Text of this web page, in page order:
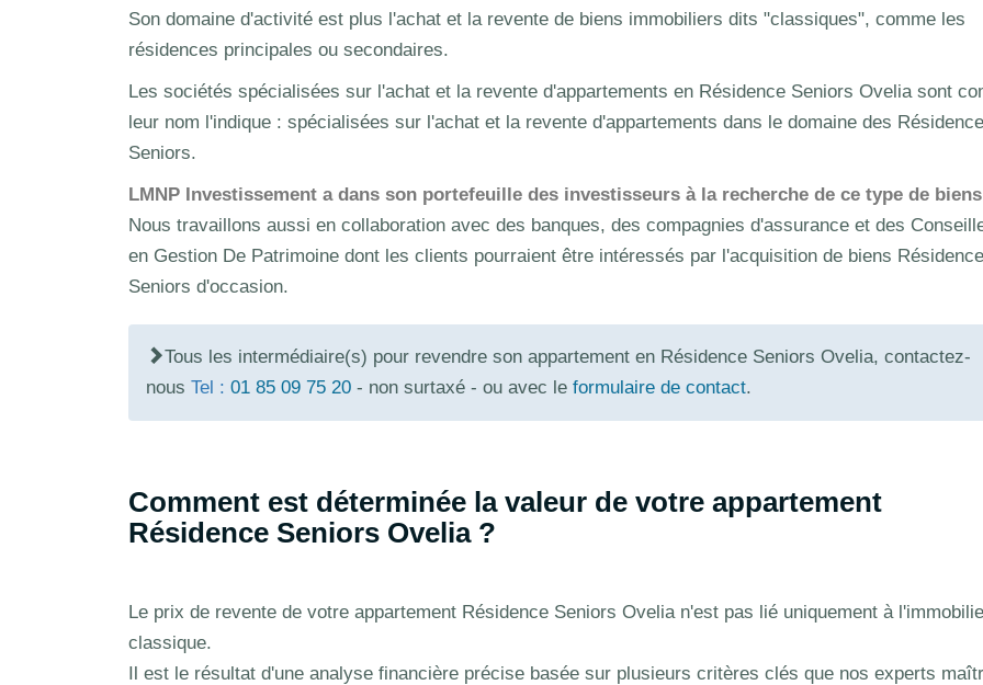
Son domaine d'activité est plus l'achat et la revente de biens immobiliers dits "classiques", comme les
résidences principales ou secondaires.
Les sociétés spécialisées sur l'achat et la revente d'appartements en Résidence Seniors Ovelia sont
leur nom l'indique : spécialisées sur l'achat et la revente d'appartements dans le domaine des
Seniors.
LMNP Investissement a dans son portefeuille des investisseurs à la recherche de ce type de
Nous travaillons aussi en collaboration avec des banques, des compagnies d'assurance et des
en Gestion De Patrimoine dont les clients pourraient être intéressés par l'acquisition de biens Résidence
Seniors d'occasion.
Tous les intermédiaire(s) pour revendre son appartement en Résidence Seniors Ovelia, contactez-
nous Tel : 01 85 09 75 20 - non surtaxé - ou avec le formulaire de contact.
Comment est déterminée la valeur de votre appartement
Résidence Seniors Ovelia ?
Le prix de revente de votre appartement Résidence Seniors Ovelia n'est pas lié uniquement à
classique.
Il est le résultat d'une analyse financière précise basée sur plusieurs critères clés que nos experts